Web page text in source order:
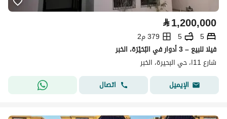
⃁1,200,000
5
5
379 م2
فيلا للبيع – 3 أدوار في البُحَيْرَة، الخبر
شارع 11ا، حي البحيرة، الخبر
الإيميل
اتصال